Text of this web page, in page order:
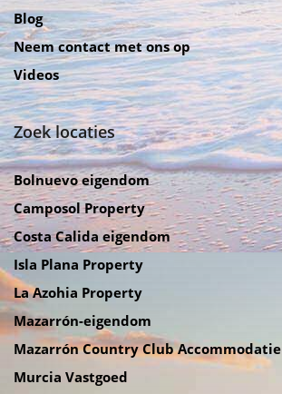
Blog
Neem contact met ons op
Videos
Zoek locaties
Bolnuevo eigendom
Camposol Property
Costa Calida eigendom
Isla Plana Property
La Azohia Property
Mazarrón-eigendom
Mazarrón Country Club Accommodatie
Murcia Vastgoed